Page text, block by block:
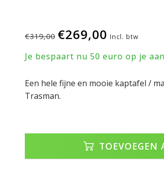
€319,00 €269,00 Incl. btw
Je bespaart nu 50 euro op je
Een hele fijne en mooie kaptafel /
Trasman.
TOEVOEGEN